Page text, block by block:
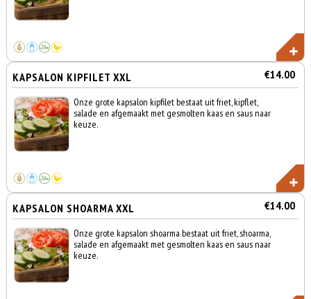
KAPSALON KIPFILET XXL €14.00
Onze grote kapsalon kipfilet bestaat uit friet, kipflet,
salade en afgemaakt met gesmolten kaas en saus naar
keuze.
KAPSALON SHOARMA XXL €14.00
Onze grote kapsalon shoarma bestaat uit friet, shoarma,
salade en afgemaakt met gesmolten kaas en saus naar
keuze.